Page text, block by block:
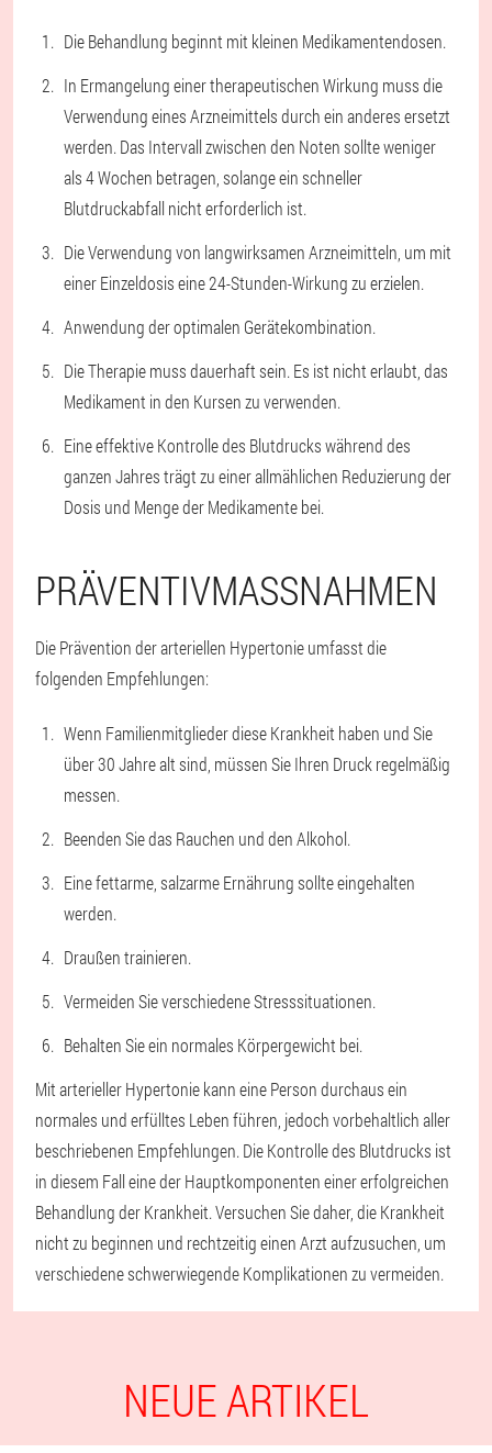
Die Behandlung beginnt mit kleinen Medikamentendosen.
In Ermangelung einer therapeutischen Wirkung muss die
Verwendung eines Arzneimittels durch ein anderes ersetzt
werden. Das Intervall zwischen den Noten sollte weniger
als 4 Wochen betragen, solange ein schneller
Blutdruckabfall nicht erforderlich ist.
Die Verwendung von langwirksamen Arzneimitteln, um mit
einer Einzeldosis eine 24-Stunden-Wirkung zu erzielen.
Anwendung der optimalen Gerätekombination.
Die Therapie muss dauerhaft sein. Es ist nicht erlaubt, das
Medikament in den Kursen zu verwenden.
Eine effektive Kontrolle des Blutdrucks während des
ganzen Jahres trägt zu einer allmählichen Reduzierung der
Dosis und Menge der Medikamente bei.
PRÄVENTIVMASSNAHMEN
Die Prävention der arteriellen Hypertonie umfasst die
folgenden Empfehlungen:
Wenn Familienmitglieder diese Krankheit haben und Sie
über 30 Jahre alt sind, müssen Sie Ihren Druck regelmäßig
messen.
Beenden Sie das Rauchen und den Alkohol.
Eine fettarme, salzarme Ernährung sollte eingehalten
werden.
Draußen trainieren.
Vermeiden Sie verschiedene Stresssituationen.
Behalten Sie ein normales Körpergewicht bei.
Mit arterieller Hypertonie kann eine Person durchaus ein
normales und erfülltes Leben führen, jedoch vorbehaltlich aller
beschriebenen Empfehlungen. Die Kontrolle des Blutdrucks ist
in diesem Fall eine der Hauptkomponenten einer erfolgreichen
Behandlung der Krankheit. Versuchen Sie daher, die Krankheit
nicht zu beginnen und rechtzeitig einen Arzt aufzusuchen, um
verschiedene schwerwiegende Komplikationen zu vermeiden.
NEUE ARTIKEL